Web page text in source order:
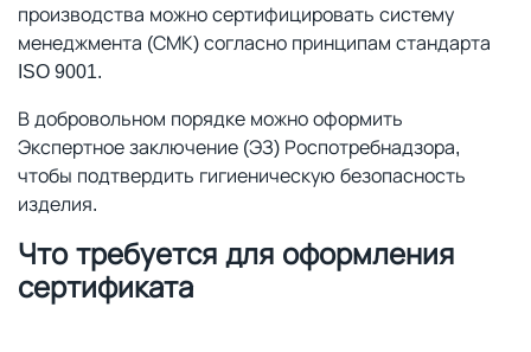
производства можно сертифицировать систему
менеджмента (СМК) согласно принципам стандарта
ISO 9001.
В добровольном порядке можно оформить
Экспертное заключение (ЭЗ) Роспотребнадзора,
чтобы подтвердить гигиеническую безопасность
изделия.
Что требуется для оформления
сертификата